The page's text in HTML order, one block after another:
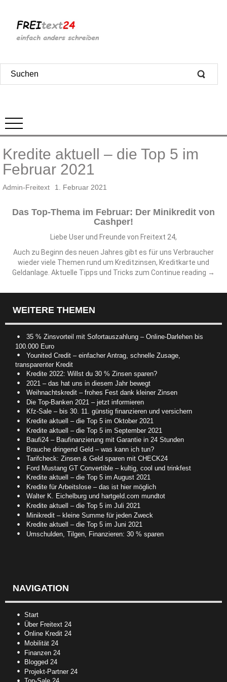
Kredite aktuell – die Top 5 im
Februar 2021
Admin-Freitext 1. Februar 2021
Das Top-Thema im Februar: Der Minikredit von
Cashper!
Liebe User und Freunde von Freitext 24,
Auch zu Beginn des neuen Jahres gibt es für uns Verbraucher
wieder viele Themen rund um Kreditzinsen, Kreditkarte und
Geldanlage. Aktuelle Tipps und Tricks zum Continue reading →
WEITERE THEMEN
35 % Zinsvorteil mit Sofortauszahlung – Online-Darlehen bis
100.000 Euro
Younited Credit – einfacher Antrag, schnelle Zusage,
transparenter Kredit
Kredite 2022: Willst du 30 % Zinsen sparen?
2021 – das hat uns in diesem Jahr bewegt
Weihnachtskredit – frohes Fest dank kleiner Zinsen
Die Top-Banken 2021 – jetzt informieren
Kfz-Sale – bis 30. 11. günstig finanzieren und versichern
Kredite aktuell – die Top 5 im Oktober 2021
Kredite aktuell – die Top 5 im September 2021
Baufi24 – Baufinanzierung mit Garantie in 24 Stunden
Brauche dringend Geld – was kann ich tun?
Tarifcheck: Zinsen & Geld sparen mit CHECK24
Ford Mustang GT Convertible – kultig, cool und trinkfest
Kredite aktuell – die Top 5 im August 2021
Kredite für Arbeitslose – das ist hier möglich
Walter K. Eichelburg und hartgeld.com mundtot
Kredite aktuell – die Top 5 im Juli 2021
Minikredit – kleine Summe für jeden Zweck
Kredite aktuell – die Top 5 im Juni 2021
Umschulden, Tilgen, Finanzieren: 30 % sparen
NAVIGATION
Start
Über Freitext 24
Online Kredit 24
Mobilität 24
Finanzen 24
Blogged 24
Projekt-Partner 24